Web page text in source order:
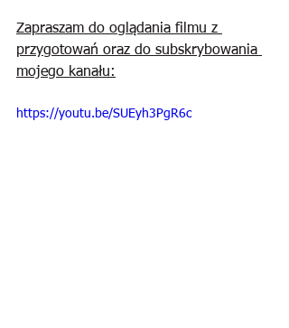
Zapraszam do oglądania filmu z
przygotowań oraz do subskrybowania
mojego kanału:
https://youtu.be/SUEyh3PgR6c